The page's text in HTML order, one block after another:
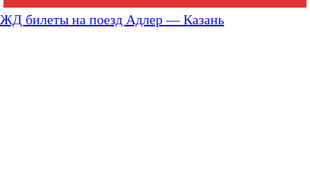
ЖД билеты на поезд Адлер — Казань